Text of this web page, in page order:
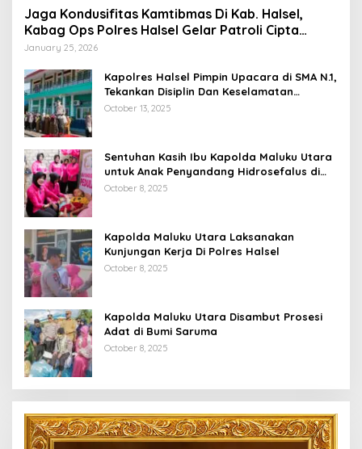
Jaga Kondusifitas Kamtibmas Di Kab. Halsel,
Kabag Ops Polres Halsel Gelar Patroli Cipta
Kondisi
January 25, 2026
Kapolres Halsel Pimpin Upacara di SMA N.1,
Tekankan Disiplin Dan Keselamatan
Berkendara
October 13, 2025
Sentuhan Kasih Ibu Kapolda Maluku Utara
untuk Anak Penyandang Hidrosefalus di
Desa Babang
October 8, 2025
Kapolda Maluku Utara Laksanakan
Kunjungan Kerja Di Polres Halsel
October 8, 2025
Kapolda Maluku Utara Disambut Prosesi
Adat di Bumi Saruma
October 8, 2025